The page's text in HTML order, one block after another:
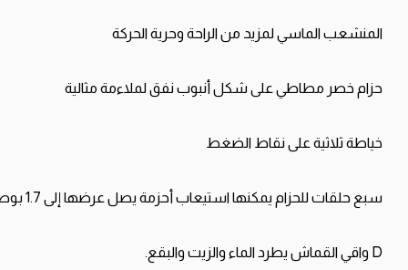
المنشعبالماسيلمزيد منالراحة وحريةالحركة
حزام خصر مطاطي على شكل أنبوبنفقلملاءمة مثالية
خياطة ثلاثية علىنقاط الضغط
سبع حلقاتللحزام يمكنهااستيعاب أحزمة يصل عرضها إلى
D واقيالقماش يطرد الماء والزيت والبقع.